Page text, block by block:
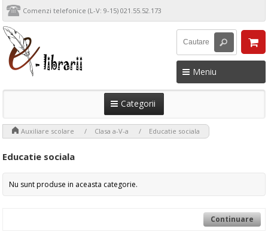
Comenzi telefonice (L-V: 9-15) 021.55.52.173
Meniu
Categorii
Auxiliare scolare Clasa a-V-a Educatie sociala
Educatie sociala
Nu sunt produse in aceasta categorie.
Continuare